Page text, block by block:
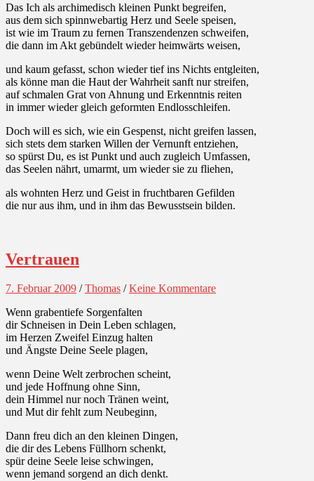
Das Ich als archimedisch kleinen Punkt begreifen,
aus dem sich spinnwebartig Herz und Seele speisen,
ist wie im Traum zu fernen Transzendenzen schweifen,
die dann im Akt gebündelt wieder heimwärts weisen,
und kaum gefasst, schon wieder tief ins Nichts entgleiten,
als könne man die Haut der Wahrheit sanft nur streifen,
auf schmalen Grat von Ahnung und Erkenntnis reiten
in immer wieder gleich geformten Endlosschleifen.
Doch will es sich, wie ein Gespenst, nicht greifen lassen,
sich stets dem starken Willen der Vernunft entziehen,
so spürst Du, es ist Punkt und auch zugleich Umfassen,
das Seelen nährt, umarmt, um wieder sie zu fliehen,
als wohnten Herz und Geist in fruchtbaren Gefilden
die nur aus ihm, und in ihm das Bewusstsein bilden.
Vertrauen
7. Februar 2009 /Thomas /Keine Kommentare
Wenn grabentiefe Sorgenfalten
dir Schneisen in Dein Leben schlagen,
im Herzen Zweifel Einzug halten
und Ängste Deine Seele plagen,
wenn Deine Welt zerbrochen scheint,
und jede Hoffnung ohne Sinn,
dein Himmel nur noch Tränen weint,
und Mut dir fehlt zum Neubeginn,
Dann freu dich an den kleinen Dingen,
die dir des Lebens Füllhorn schenkt,
spür deine Seele leise schwingen,
wenn jemand sorgend an dich denkt.